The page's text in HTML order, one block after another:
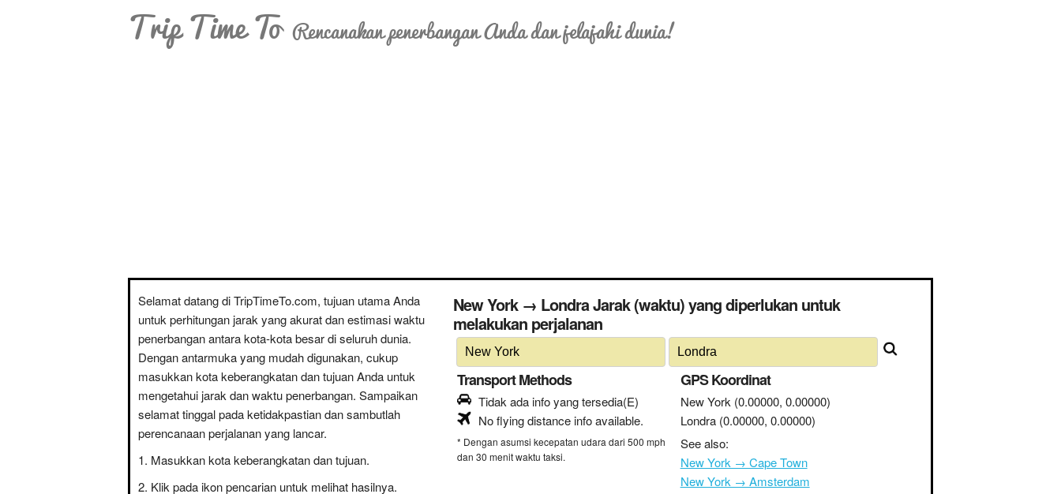
Trip Time To Rencanakan penerbangan Anda dan jelajahi dunia!
Selamat datang di TripTimeTo.com, tujuan utama Anda
untuk perhitungan jarak yang akurat dan estimasi waktu
penerbangan antara kota-kota besar di seluruh dunia.
Dengan antarmuka yang mudah digunakan, cukup
masukkan kota keberangkatan dan tujuan Anda untuk
mengetahui jarak dan waktu penerbangan. Sampaikan
selamat tinggal pada ketidakpastian dan sambutlah
perencanaan perjalanan yang lancar.
Masukkan kota keberangkatan dan tujuan.
Klik pada ikon pencarian untuk melihat hasilnya.
New York → Londra Jarak (waktu) yang diperlukan untuk
melakukan perjalanan
Transport Methods
Tidak ada info yang tersedia(E)
No flying distance info available.
* Dengan asumsi kecepatan udara dari 500 mph
dan 30 menit waktu taksi.
GPS Koordinat
New York (0.00000, 0.00000)
Londra (0.00000, 0.00000)
See also:
New York → Cape Town
New York → Amsterdam